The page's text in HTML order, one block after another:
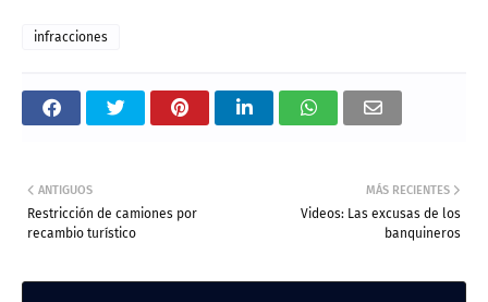
infracciones
MÁS RECIENTES
Videos: Las excusas de los
banquineros
ANTIGUOS
Restricción de camiones por
recambio turístico